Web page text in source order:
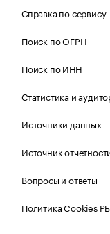
Справка по сервису
Поиск по ОГРН
Поиск по ИНН
Статистика и
Источники данных
Источник
Вопросы и ответы
Политика Cookies